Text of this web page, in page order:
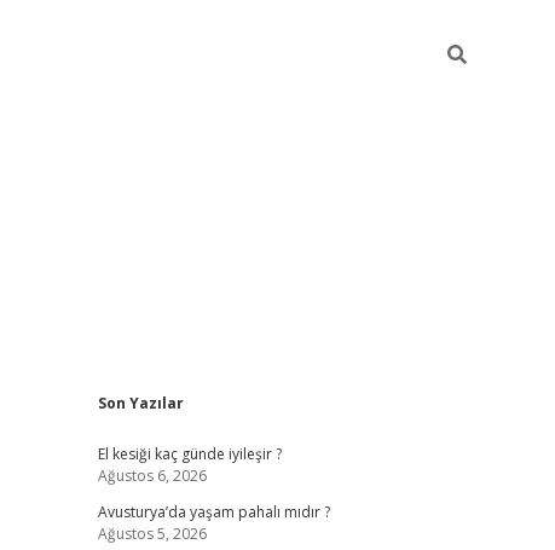
Sidebar
Son Yazılar
El kesiği kaç günde iyileşir ?
Ağustos 6, 2026
Avusturya’da yaşam pahalı mıdır ?
Ağustos 5, 2026
ilbet giriş